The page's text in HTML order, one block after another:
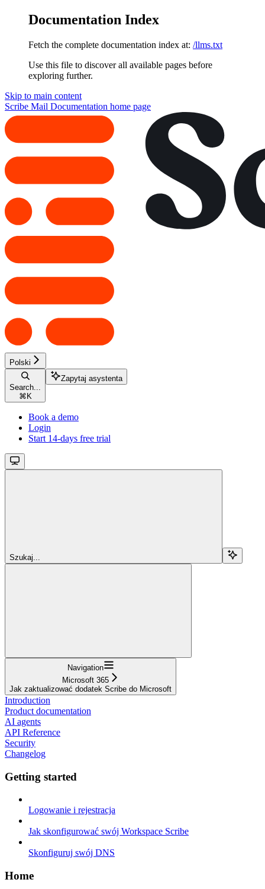
Documentation Index
Fetch the complete documentation index at: /llms.txt
Use this file to discover all available pages before
exploring further.
Skip to main content
Scribe Mail Documentation home page
Polski
Search...
⌘ K
Zapytaj asystenta
Book a demo
Login
Start 14-days free trial
Szukaj...
Navigation
Microsoft 365
Jak zaktualizować dodatek Scribe do Microsoft
Introduction
Product documentation
AI agents
API Reference
Security
Changelog
Getting started
Logowanie i rejestracja
Jak skonfigurować swój Workspace Scribe
Skonfiguruj swój DNS
Home